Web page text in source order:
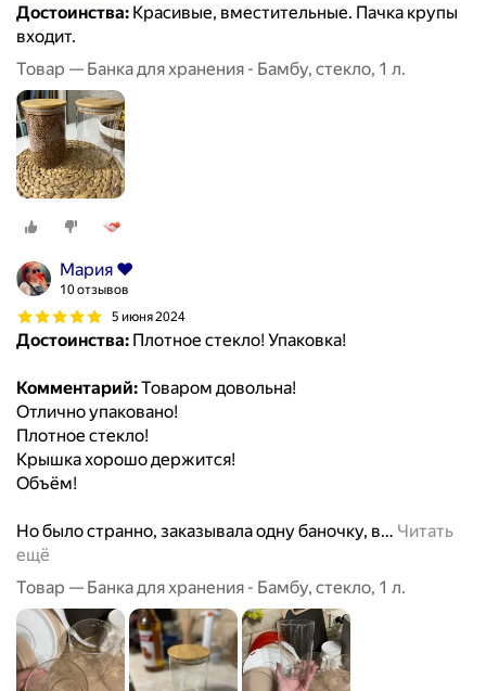
Достоинства: Красивые, вместительные. Пачка крупы
входит.
Товар — Банка для хранения - Бамбу, стекло, 1 л.
Мария ♥️
10 отзывов
5 июня 2024
Достоинства: Плотное стекло! Упаковка!
Комментарий:Товаром довольна!
Отлично упаковано!
Плотное стекло!
Крышка хорошо держится!
Объём!
Но было странно, заказывала одну баночку, в… Читать
ещё
Товар — Банка для хранения - Бамбу, стекло, 1 л.